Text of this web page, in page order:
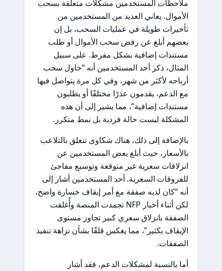
ملاحظات المستخدمين مشكلات متعلقة بسحب
الأموال. يعاني العديد من المستخدمين من
تأخيرات طويلة في عمليات السحب، بل إن
بعضهم أبلغ عن رفض سحب الأموال أو طلب
مستندات إضافية بشكل مفرط. على سبيل
المثال، ذكر أحد المستخدمين أنه “حاول سحب
أرباحه لأكثر من شهر، وفي كل مرة يتواصل فيها
مع الدعم، يقدمون عذرًا مختلفًا أو يطلبون
مستندات إضافية”، مما يشير إلى أن هذه
المشكلة ليست حالة فردية بل نمط متكرر.
بالإضافة إلى ذلك، هناك شكاوى تتعلق بالتلاعب
بالأسعار، حيث أبلغ بعض المستخدمين عن
انزلاقات سعرية غير متوقعة وتوسيع مفاجئ
للفروقات السعرية. أحد المستخدمين أشار إلى
أنه “كان لديه صفقة مع أمر إيقاف خسارة واضح،
لكن أثناء أخبار NFP تجمدت المنصة وأُغلقت
الصفقة بانزلاق سعري كبير تجاوز مستوى
الإيقاف بكثير”، مما يعكس قلقًا بشأن نزاهة تنفيذ
الصفقات.
أما بالنسبة لمشكلات الدعم، فقد أشار